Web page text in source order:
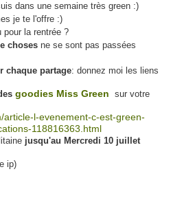
dans une semaine très green :)
je te l'offre :)
pour la rentrée ?
choses ne se sont pas passées
chaque partage: donnez moi les liens
goodies Miss Green sur votre
article-l-evenement-c-est-green-
118816363.html
jusqu'au Mercredi 10 juillet
ip)